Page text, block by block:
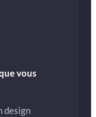
vous
design